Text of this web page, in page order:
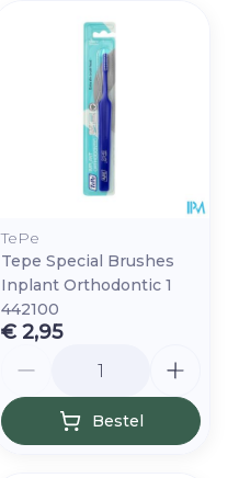
TePe
Tepe Special Brushes
Inplant Orthodontic 1
442100
€ 2,95
Bestel